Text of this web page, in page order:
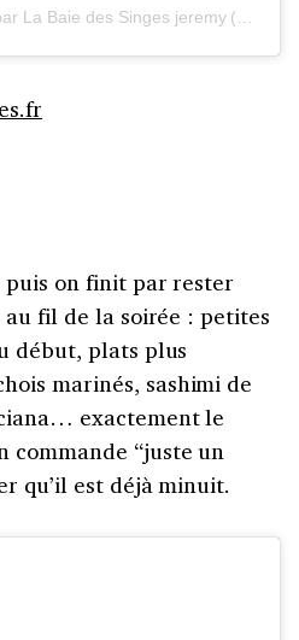
puis on finit par rester
fil de la soirée : petites
début, plats plus
marinés, sashimi de
exactement le
commande “juste un
qu’il est déjà minuit.